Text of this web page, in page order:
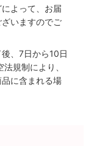
よって、お届
いますのでご
、7日から10日
規制により、
に含まれる場